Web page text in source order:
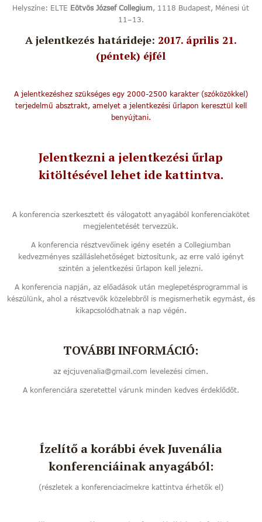
Helyszíne: ELTE Eötvös József Collegium, 1118 Budapest, Ménesi út
11–13.
A jelentkezés határideje: 2017. április 21.
(péntek) éjfél
A jelentkezéshez szükséges egy 2000-2500 karakter (szóközökkel)
terjedelmű absztrakt, amelyet a jelentkezési űrlapon keresztül kell
benyújtani.
Jelentkezni a jelentkezési űrlap
kitöltésével lehet ide kattintva.
A konferencia szerkesztett és válogatott anyagából konferenciakötet
megjelentetését tervezzük.
A konferencia résztvevőinek igény esetén a Collegiumban
kedvezményes szálláslehetőséget biztosítunk, az erre való igényt
szintén a jelentkezési űrlapon kell jelezni.
A konferencia napján, az előadások után meglepetésprogrammal is
készülünk, ahol a résztvevők közelebbről is megismerhetik egymást, és
kikapcsolódhatnak a nap végén.
TOVÁBBI INFORMÁCIÓ:
az ejcjuvenalia@gmail.com levelezési címen.
A konferenciára szeretettel várunk minden kedves érdeklődőt.
Ízelítő a korábbi évek Juvenália
konferenciáinak anyagából:
(részletek a konferenciacímekre kattintva érhetők el)